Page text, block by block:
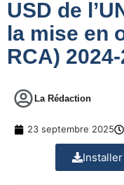
USD de
la mise en
RCA)
La Rédaction
23 septembre 2025